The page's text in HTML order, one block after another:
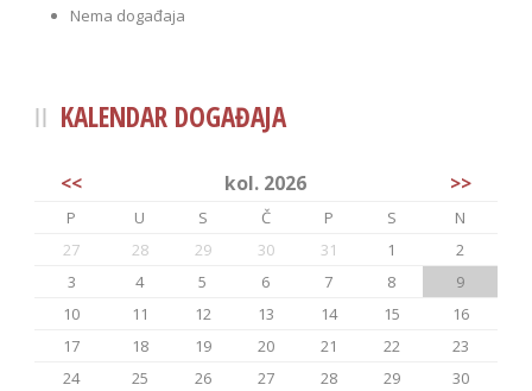
Nema događaja
KALENDAR DOGAĐAJA
<< kol. 2026 >>
P U S Č P S
N
27
28 29 30 31 1
2
3
4 5 6 7 8
9
10
11 12 13 14 15
16
17
18 19 20 21 22
23
24
25 26 27 28 29
30